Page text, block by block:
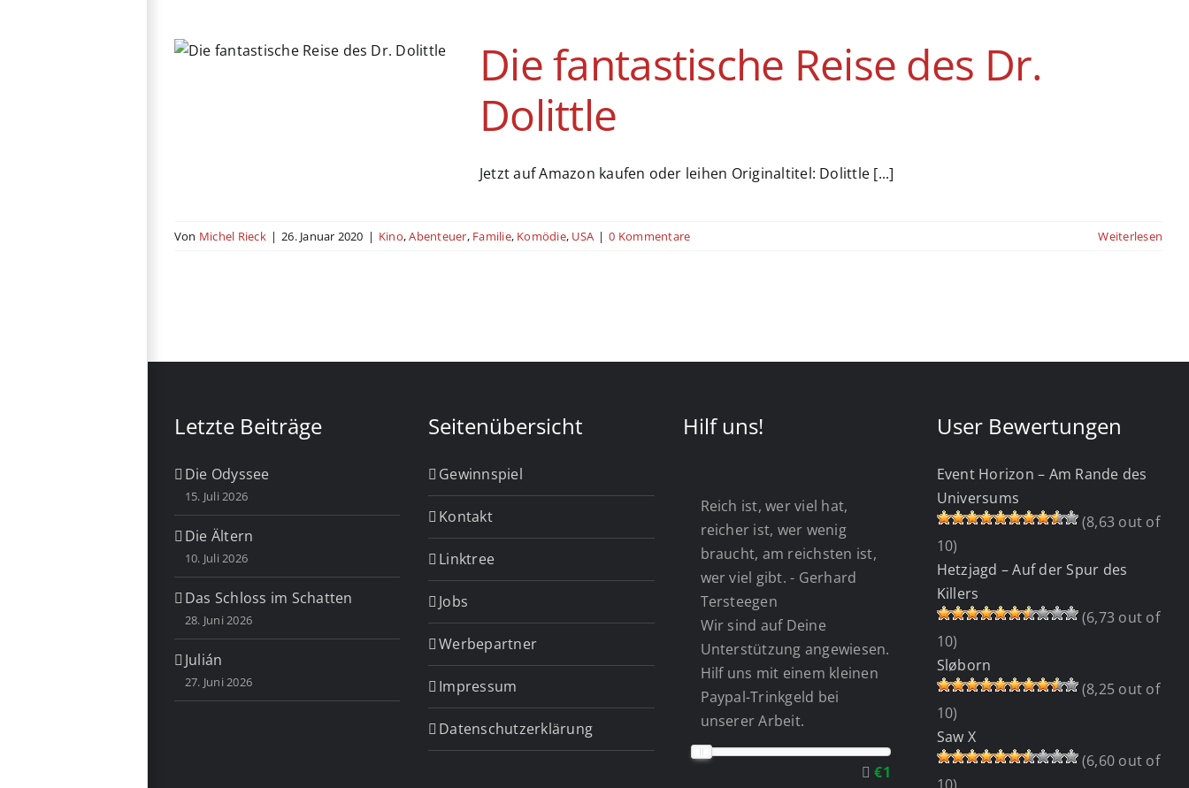
Die fantastische Reise des Dr.
Dolittle
Jetzt auf Amazon kaufen oder leihen Originaltitel: Dolittle [...]
Von Michel Rieck | 26. Januar 2020 | Kino,Abenteuer, Familie, Komödie, USA | 0 Kommentare Weiterlesen
Letzte Beiträge
Die Odyssee
15. Juli 2026
Die Ältern
10. Juli 2026
Das Schloss im Schatten
28. Juni 2026
Julián
27. Juni 2026
Seitenübersicht
Gewinnspiel
Kontakt
Linktree
Jobs
Werbepartner
Impressum
Datenschutzerklärung
Hilf uns!
Reich ist, wer viel hat,
reicher ist, wer wenig
braucht, am reichsten ist,
wer viel gibt. - Gerhard
Tersteegen
Wir sind auf Deine
Unterstützung angewiesen.
Hilf uns mit einem kleinen
Paypal-Trinkgeld bei
unserer Arbeit.
€1
User Bewertungen
Event Horizon – Am Rande des
Universums
(8,63 out of
10)
Hetzjagd – Auf der Spur des
Killers
(6,73 out of
10)
Sløborn
(8,25 out of
10)
Saw X
(6,60 out of